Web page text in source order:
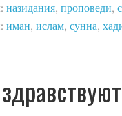
назидания, проповеди,
иман, ислам, сунна,